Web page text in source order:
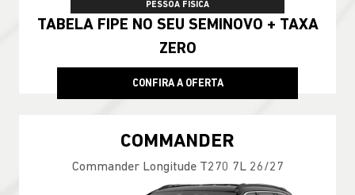
PESSOA FÍSICA
TABELA FIPE NO SEU SEMINOVO + TAXA
ZERO
CONFIRA A OFERTA
COMMANDER
Commander Longitude T270 7L 26/27